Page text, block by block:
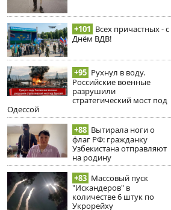
+101 Всех причастных - с
Днём ВДВ!
+95 Рухнул в воду.
Российские военные
разрушили
стратегический мост под
Одессой
+88 Вытирала ноги о
флаг РФ: гражданку
Узбекистана отправляют
на родину
+83 Массовый пуск
"Искандеров" в
количестве 6 штук по
Укрорейху